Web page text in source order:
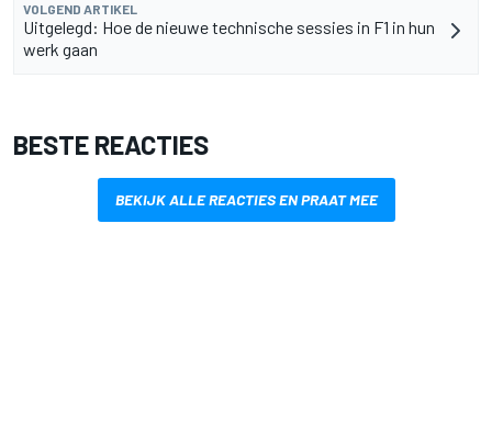
VOLGEND ARTIKEL
Uitgelegd: Hoe de nieuwe technische sessies in F1 in hun
werk gaan
BESTE REACTIES
BEKIJK ALLE REACTIES EN PRAAT MEE